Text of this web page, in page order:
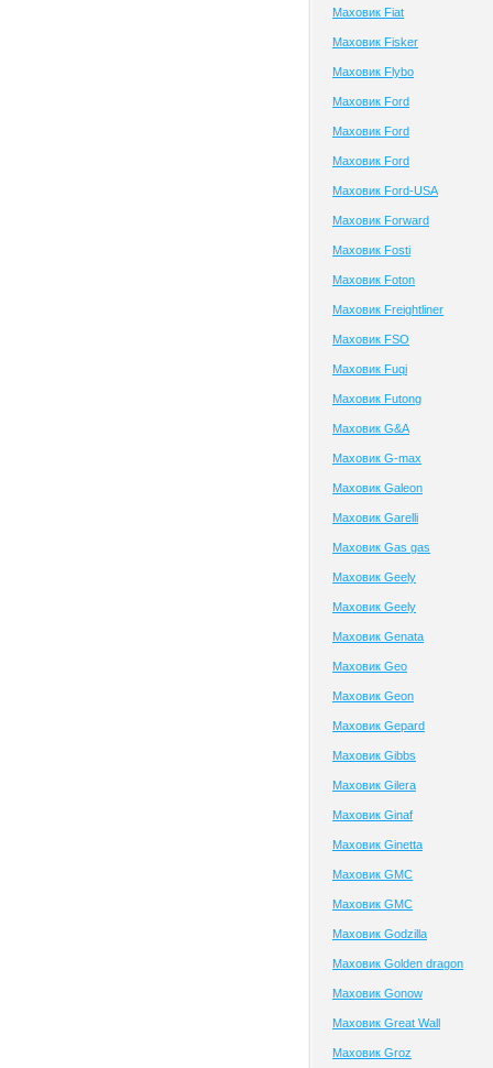
Маховик Fiat
Маховик Fisker
Маховик Flybo
Маховик Ford
Маховик Ford
Маховик Ford
Маховик Ford-USA
Маховик Forward
Маховик Fosti
Маховик Foton
Маховик Freightliner
Маховик FSO
Маховик Fuqi
Маховик Futong
Маховик G&A
Маховик G-max
Маховик Galeon
Маховик Garelli
Маховик Gas gas
Маховик Geely
Маховик Geely
Маховик Genata
Маховик Geo
Маховик Geon
Маховик Gepard
Маховик Gibbs
Маховик Gilera
Маховик Ginaf
Маховик Ginetta
Маховик GMC
Маховик GMC
Маховик Godzilla
Маховик Golden dragon
Маховик Gonow
Маховик Great Wall
Маховик Groz